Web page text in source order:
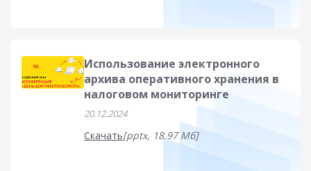
Использование электронного
архива оперативного хранения в
налоговом мониторинге
20.12.2024
Скачать[pptx, 18.97 Мб]